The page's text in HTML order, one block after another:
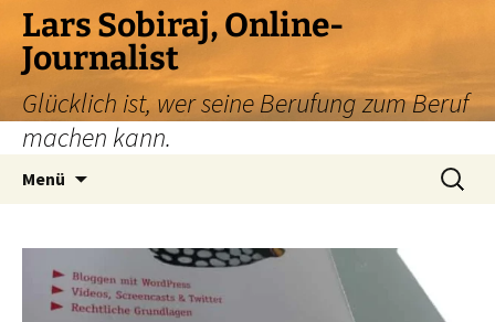
Zum
Inhalt
springen
Lars Sobiraj, Online-
Journalist
Glücklich ist, wer seine Berufung zum Beruf
machen kann.
Menü
Suchen
nach: